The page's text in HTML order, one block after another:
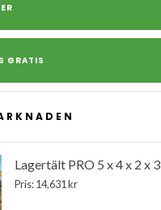
GRATIS
Lagertält PRO 5 x 4 x 2 x 3
Pris: 14,631 kr